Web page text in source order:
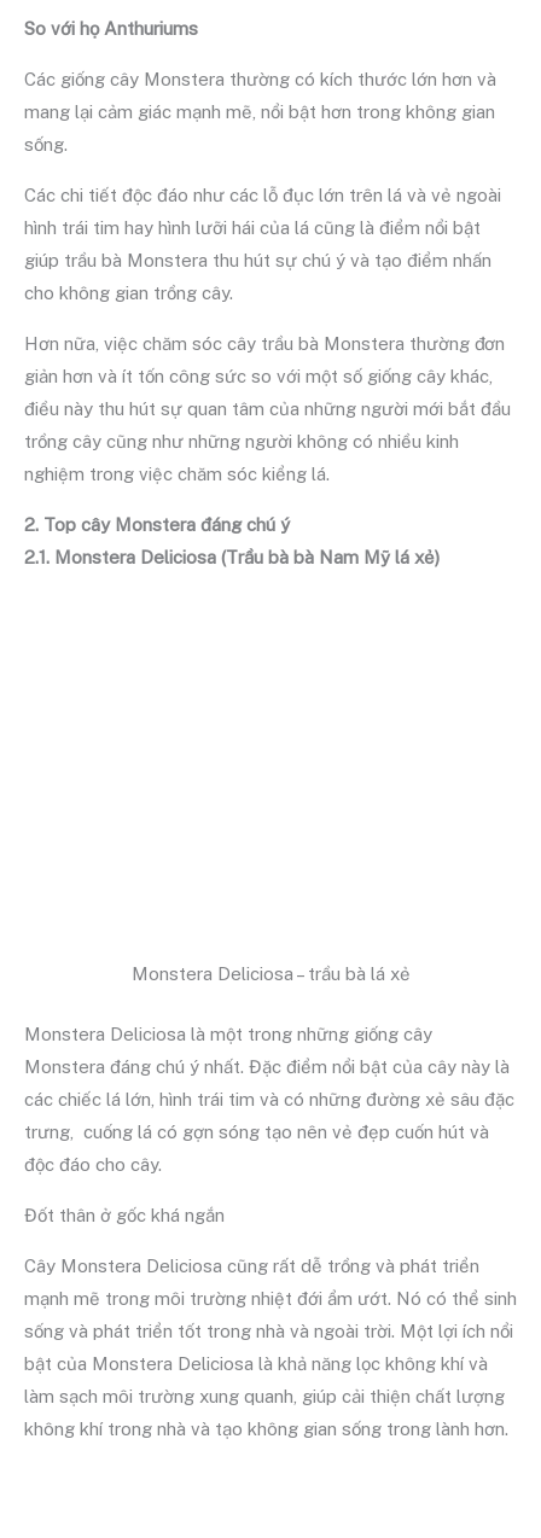
So với họ Anthuriums
Các giống cây Monstera thường có kích thước lớn hơn và
mang lại cảm giác mạnh mẽ, nổi bật hơn trong không gian
sống.
Các chi tiết độc đáo như các lỗ đục lớn trên lá và vẻ ngoài
hình trái tim hay hình lưỡi hái của lá cũng là điểm nổi bật
giúp trầu bà Monstera thu hút sự chú ý và tạo điểm nhấn
cho không gian trồng cây.
Hơn nữa, việc chăm sóc cây trầu bà Monstera thường đơn
giản hơn và ít tốn công sức so với một số giống cây khác,
điều này thu hút sự quan tâm của những người mới bắt đầu
trồng cây cũng như những người không có nhiều kinh
nghiệm trong việc chăm sóc kiểng lá.
2. Top cây Monstera đáng chú ý
2.1. Monstera Deliciosa (Trầu bà bà Nam Mỹ lá xẻ)
Monstera Deliciosa – trầu bà lá xẻ
Monstera Deliciosa là một trong những giống cây
Monstera đáng chú ý nhất. Đặc điểm nổi bật của cây này là
các chiếc lá lớn, hình trái tim và có những đường xẻ sâu đặc
trưng, cuống lá có gợn sóng tạo nên vẻ đẹp cuốn hút và
độc đáo cho cây.
Đốt thân ở gốc khá ngắn
Cây Monstera Deliciosa cũng rất dễ trồng và phát triển
mạnh mẽ trong môi trường nhiệt đới ẩm ướt. Nó có thể sinh
sống và phát triển tốt trong nhà và ngoài trời. Một lợi ích nổi
bật của Monstera Deliciosa là khả năng lọc không khí và
làm sạch môi trường xung quanh, giúp cải thiện chất lượng
không khí trong nhà và tạo không gian sống trong lành hơn.